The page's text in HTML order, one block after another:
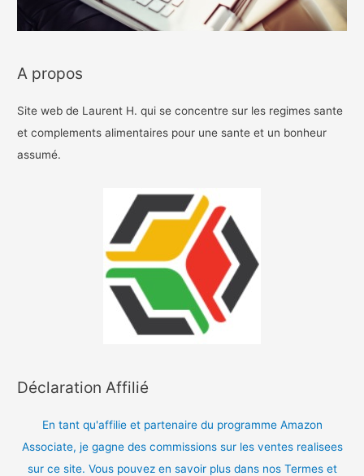
A propos
Site web de Laurent H. qui se concentre sur les regimes sante
et complements alimentaires pour une sante et un bonheur
assumé.
Déclaration Affilié
En tant qu'affilie et partenaire du programme Amazon
Associate, je gagne des commissions sur les ventes realisees
sur ce site. Vous pouvez en savoir plus dans nos Termes et